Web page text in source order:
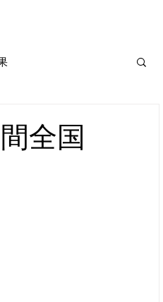
全国